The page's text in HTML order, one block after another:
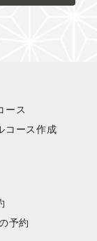
ース
コース作成
予約